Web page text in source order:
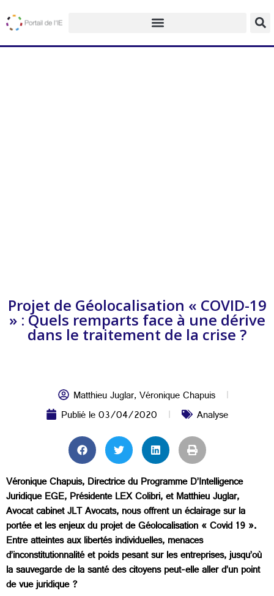
Projet de Géolocalisation « COVID-19
» : Quels remparts face à une dérive
dans le traitement de la crise ?
Matthieu Juglar,Véronique Chapuis
Publié le03/04/2020 Analyse
Véronique Chapuis, Directrice du Programme D’Intelligence
Juridique EGE, Présidente LEX Colibri, et Matthieu Juglar,
Avocat cabinet JLT Avocats, nous offrent un éclairage sur la
portée et les enjeux du projet de Géolocalisation « Covid 19 ».
Entre atteintes aux libertés individuelles, menaces
d’inconstitutionnalité et poids pesant sur les entreprises, jusqu’où
la sauvegarde de la santé des citoyens peut-elle aller d’un point
de vue juridique ?